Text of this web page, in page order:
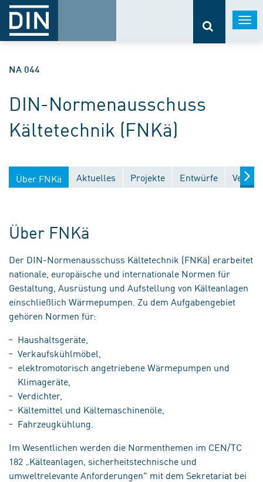
NA 044
DIN-Normenausschuss
Kältetechnik (FNKä)
Über FNKä Aktuelles Projekte Entwürfe
Über FNKä
Der DIN-Normenausschuss Kältetechnik (FNKä) erarbeitet
nationale, europäische und internationale Normen für
Gestaltung, Ausrüstung und Aufstellung von Kälteanlagen
einschließlich Wärmepumpen. Zu dem Aufgabengebiet
gehören Normen für:
Haushaltsgeräte,
Verkaufskühlmöbel,
elektromotorisch angetriebene Wärmepumpen und
Klimageräte,
Verdichter,
Kältemittel und Kältemaschinenöle,
Fahrzeugkühlung.
Im Wesentlichen werden die Normenthemen im CEN/TC
182 „Kälteanlagen, sicherheitstechnische und
umweltrelevante Anforderungen" mit dem Sekretariat bei